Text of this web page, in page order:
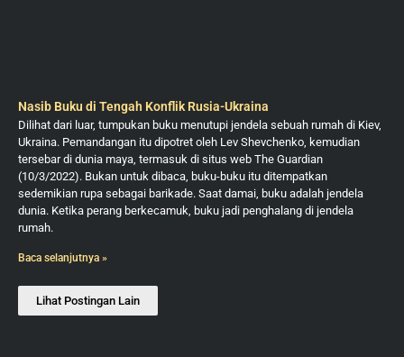
Nasib Buku di Tengah Konflik Rusia-Ukraina
Dilihat dari luar, tumpukan buku menutupi jendela sebuah rumah di Kiev,
Ukraina. Pemandangan itu dipotret oleh Lev Shevchenko, kemudian
tersebar di dunia maya, termasuk di situs web The Guardian
(10/3/2022). Bukan untuk dibaca, buku-buku itu ditempatkan
sedemikian rupa sebagai barikade. Saat damai, buku adalah jendela
dunia. Ketika perang berkecamuk, buku jadi penghalang di jendela
rumah.
Baca selanjutnya »
Lihat Postingan Lain